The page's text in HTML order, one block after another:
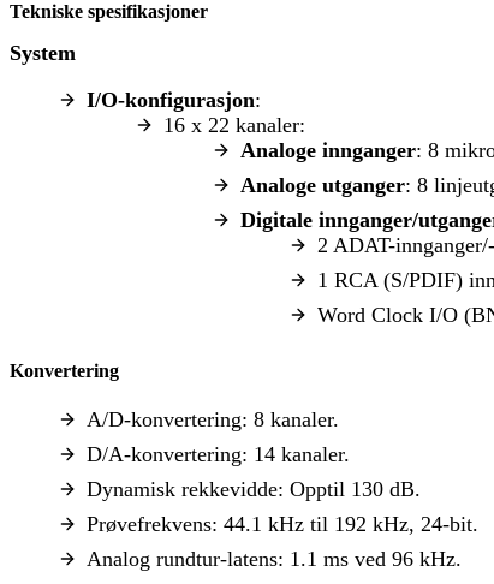
Tekniske spesifikasjoner
System
I/O-konfigurasjon:
16 x 22 kanaler:
Analoge innganger: 8
Analoge utganger: 8
Digitale innganger/
2 ADAT-
1 RCA (S/PDIF)
Word Clock I/O
Konvertering
A/D-konvertering: 8 kanaler.
D/A-konvertering: 14 kanaler.
Dynamisk rekkevidde: Opptil 130 dB.
Prøvefrekvens: 44.1 kHz til 192 kHz, 24-bit.
Analog rundtur-latens: 1.1 ms ved 96 kHz.